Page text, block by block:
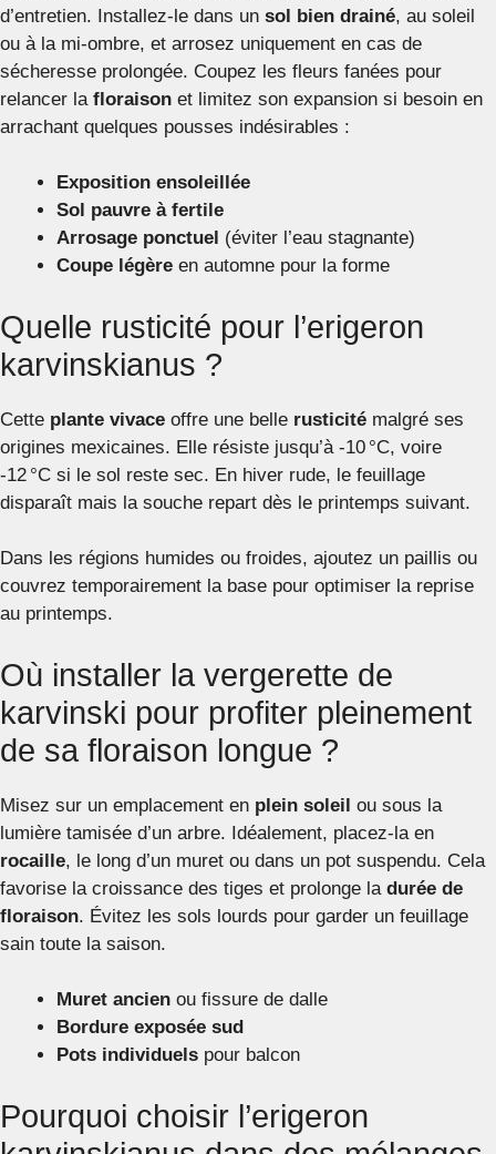
d’entretien. Installez-le dans un sol bien drainé, au soleil
ou à la mi-ombre, et arrosez uniquement en cas de
sécheresse prolongée. Coupez les fleurs fanées pour
relancer la floraison et limitez son expansion si besoin en
arrachant quelques pousses indésirables :
Exposition ensoleillée
Sol pauvre à fertile
Arrosage ponctuel (éviter l’eau stagnante)
Coupe légère en automne pour la forme
Quelle rusticité pour l’erigeron
karvinskianus ?
Cette plante vivace offre une belle rusticité malgré ses
origines mexicaines. Elle résiste jusqu’à -10 °C, voire
-12 °C si le sol reste sec. En hiver rude, le feuillage
disparaît mais la souche repart dès le printemps suivant.
Dans les régions humides ou froides, ajoutez un paillis ou
couvrez temporairement la base pour optimiser la reprise
au printemps.
Où installer la vergerette de
karvinski pour profiter pleinement
de sa floraison longue ?
Misez sur un emplacement en plein soleil ou sous la
lumière tamisée d’un arbre. Idéalement, placez-la en
rocaille, le long d’un muret ou dans un pot suspendu. Cela
favorise la croissance des tiges et prolonge la durée de
floraison. Évitez les sols lourds pour garder un feuillage
sain toute la saison.
Muret ancien ou fissure de dalle
Bordure exposée sud
Pots individuels pour balcon
Pourquoi choisir l’erigeron